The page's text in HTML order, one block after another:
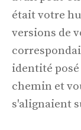
était votre
versions de
identité
chemin et
s'alignaient